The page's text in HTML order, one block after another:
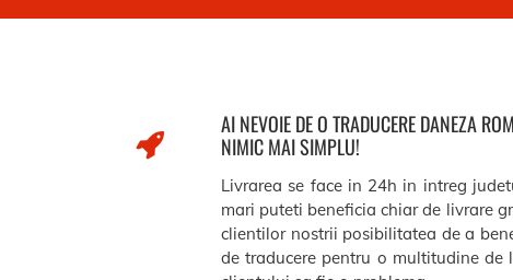
AI NEVOIE DE O TRADUCERE DANEZA
NIMIC MAI SIMPLU!
Livrarea se face in 24h in intreg
mari puteti beneficia chiar de livrare
clientilor nostrii posibilitatea de a
de traducere pentru o multitudine